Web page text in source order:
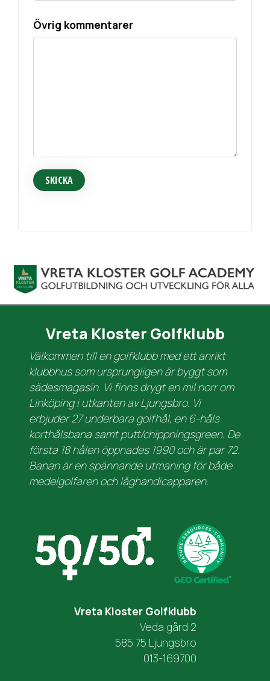
Övrig kommentarer
SKICKA
Vreta Kloster Golfklubb
Välkommen till en golfklubb med ett anrikt
klubbhus som ursprungligen är byggt som
sädesmagasin. Vi finns drygt en mil norr om
Linköping i utkanten av Ljungsbro. Vi
erbjuder 27 underbara golfhål, en 6-håls
korthålsbana samt putt/chippningsgreen. De
första 18 hålen öppnades 1990 och är par 72.
Banan är en spännande utmaning för både
medelgolfaren och låghandicapparen.
Vreta Kloster Golfklubb
Veda gård 2
585 75 Ljungsbro
013-169700